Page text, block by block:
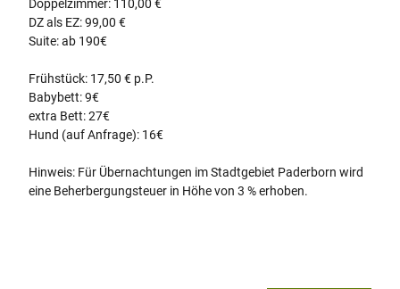
Doppelzimmer: 110,00 €
DZ als EZ: 99,00 €
Suite: ab 190€
Frühstück: 17,50 € p.P.
Babybett: 9€
extra Bett: 27€
Hund (auf Anfrage): 16€
Hinweis: Für Übernachtungen im Stadtgebiet Paderborn wird
eine Beherbergungsteuer in Höhe von 3 % erhoben.